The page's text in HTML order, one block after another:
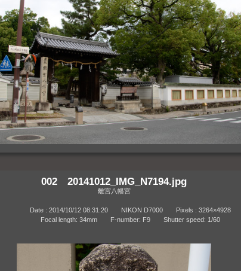
002 20141012_IMG_N7194.jpg
離宮八幡宮
Date : 2014/10/12 08:31:20 NIKON D7000 Pixels : 3264×4928
Focal length: 34mm F-number: F9 Shutter speed: 1/60